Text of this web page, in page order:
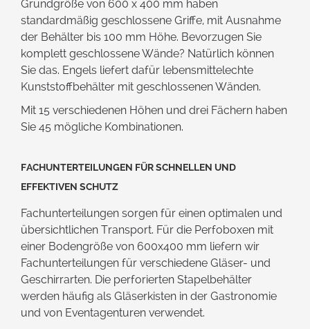
Grundgröße von 600 x 400 mm haben
standardmäßig geschlossene Griffe, mit Ausnahme
der Behälter bis 100 mm Höhe. Bevorzugen Sie
komplett geschlossene Wände? Natürlich können
Sie das. Engels liefert dafür lebensmittelechte
Kunststoffbehälter mit geschlossenen Wänden.
Mit 15 verschiedenen Höhen und drei Fächern haben
Sie 45 mögliche Kombinationen.
Fachunterteilungen für schnellen und
effektiven Schutz
Fachunterteilungen sorgen für einen optimalen und
übersichtlichen Transport. Für die Perfoboxen mit
einer Bodengröße von 600x400 mm liefern wir
Fachunterteilungen für verschiedene Gläser- und
Geschirrarten. Die perforierten Stapelbehälter
werden häufig als Gläserkisten in der Gastronomie
und von Eventagenturen verwendet.